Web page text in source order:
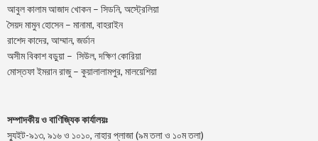
আবুল কালাম আজাদ খোকন – সিডনি, অস্ট্রেলিয়া
সৈয়দ মামুন হোসেন – মানামা, বাহরাইন
রাশেদ কাদের, আম্মান, জর্ডান
অসীম বিকাশ বড়ুয়া – সিউল, দক্ষিণ কোরিয়া
মোস্তফা ইমরান রাজু – কুয়ালালামপুর, মালয়েশিয়া
সম্পাদকীয় ও বাণিজ্যিক কার্যালয়ঃ
স্যুইট-৯১৩, ৯১৬ ও ১০১০, নাহার প্লাজা (৯ম তলা ও ১০ম তলা)